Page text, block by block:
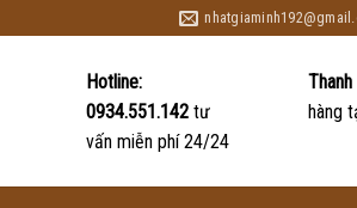
Hotline:
0934.551.142 tư
vấn miễn phí 24/24
hàng